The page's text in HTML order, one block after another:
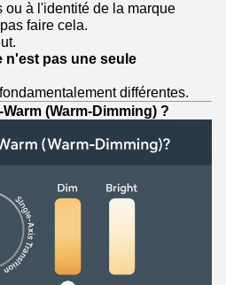
ou à l'identité de la marque
faire cela.
n'est pas une seule
différentes.
(Warm-Dimming) ?